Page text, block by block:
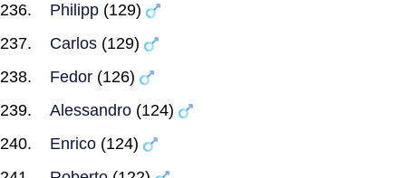
Philipp (129)
Carlos (129)
Fedor (126)
Alessandro (124)
Enrico (124)